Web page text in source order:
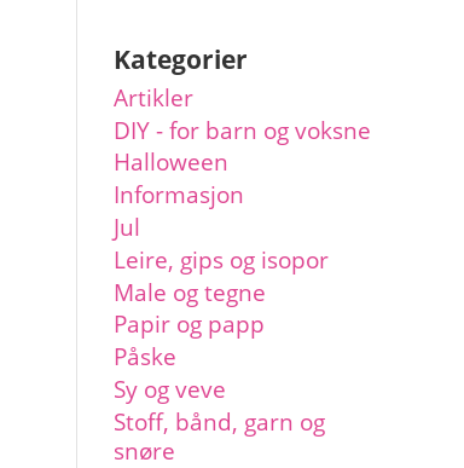
Kategorier
Artikler
DIY - for barn og voksne
Halloween
Informasjon
Jul
Leire, gips og isopor
Male og tegne
Papir og papp
Påske
Sy og veve
Stoff, bånd, garn og
snøre